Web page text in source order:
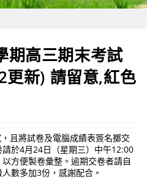
期高三期末考試
新) 請留意,紅色
且將試卷及電腦成績表簽名擲交
於4月24日（星期三）中午12:00
方便製卷彙整。逾期交卷者請自
數多加3份，感謝配合。